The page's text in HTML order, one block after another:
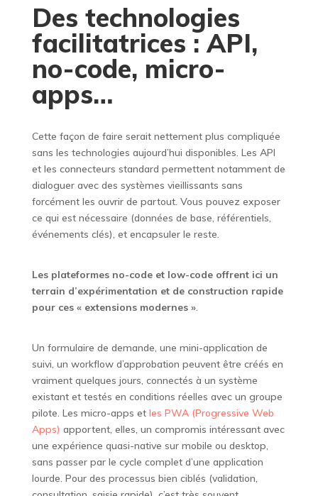
Des technologies
facilitatrices : API,
no-code, micro-
apps…
Cette façon de faire serait nettement plus compliquée
sans les technologies aujourd’hui disponibles. Les API
et les connecteurs standard permettent notamment de
dialoguer avec des systèmes vieillissants sans
forcément les ouvrir de partout. Vous pouvez exposer
ce qui est nécessaire (données de base, référentiels,
événements clés), et encapsuler le reste.
Les plateformes no-code et low-code offrent ici un
terrain d’expérimentation et de construction rapide
pour ces « extensions modernes ».
Un formulaire de demande, une mini-application de
suivi, un workflow d’approbation peuvent être créés en
vraiment quelques jours, connectés à un système
existant et testés en conditions réelles avec un groupe
pilote. Les micro-apps et les PWA (Progressive Web
Apps) apportent, elles, un compromis intéressant avec
une expérience quasi-native sur mobile ou desktop,
sans passer par le cycle complet d’une application
lourde. Pour des processus bien ciblés (validation,